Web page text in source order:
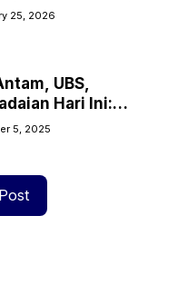
2026
25, 2026
UBS,
Hari Ini:
2025
5, 2025